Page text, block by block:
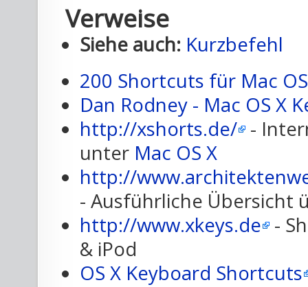
Verweise
Siehe auch: Kurzbefehl
200 Shortcuts für Mac
Dan Rodney - Mac OS X
http://xshorts.de/ -
unter Mac OS X
http://
- Ausführliche Übersicht
http://www.xkeys.de -
& iPod
OS X Keyboard Shortcuts